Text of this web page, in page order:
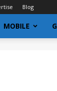
Blog
MOBILE